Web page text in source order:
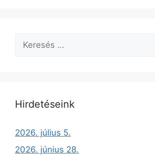
Hirdetéseink
2026. július 5.
2026. június 28.